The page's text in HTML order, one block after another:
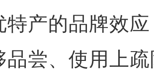
特产的品牌效
品尝、使用上